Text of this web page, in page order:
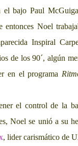
el bajo Paul
entonces Noel
Inspiral
de los 90´, algún
en el programa
el control de la
Noel se unió a su
, lider carismático de